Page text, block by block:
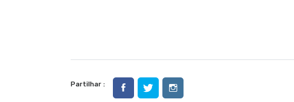
Partilhar :